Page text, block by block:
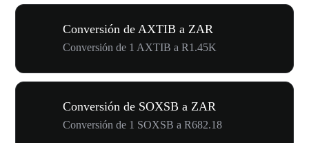
Conversión de AXTIB a ZAR
Conversión de 1 AXTIB a R1.45K
Conversión de SOXSB a ZAR
Conversión de 1 SOXSB a R682.18